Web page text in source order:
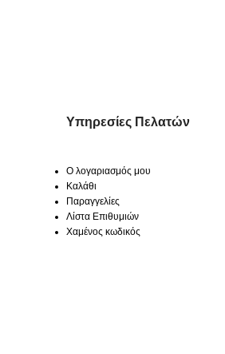
Υπηρεσίες Πελατών
Ο λογαριασμός μου
Καλάθι
Παραγγελίες
Λίστα Επιθυμιών
Χαμένος κωδικός